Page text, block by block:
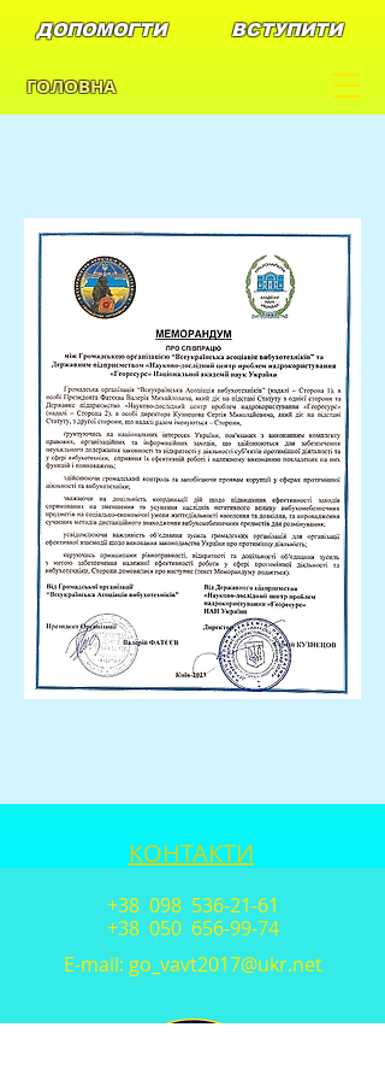
ГОЛОВНА
ДОПОМОГТИ ВСТУПИТИ
КОНТАКТИ
+38 098 536-21-61
+38 050 656-99-74
E-mail: go_vavt2017@ukr.net